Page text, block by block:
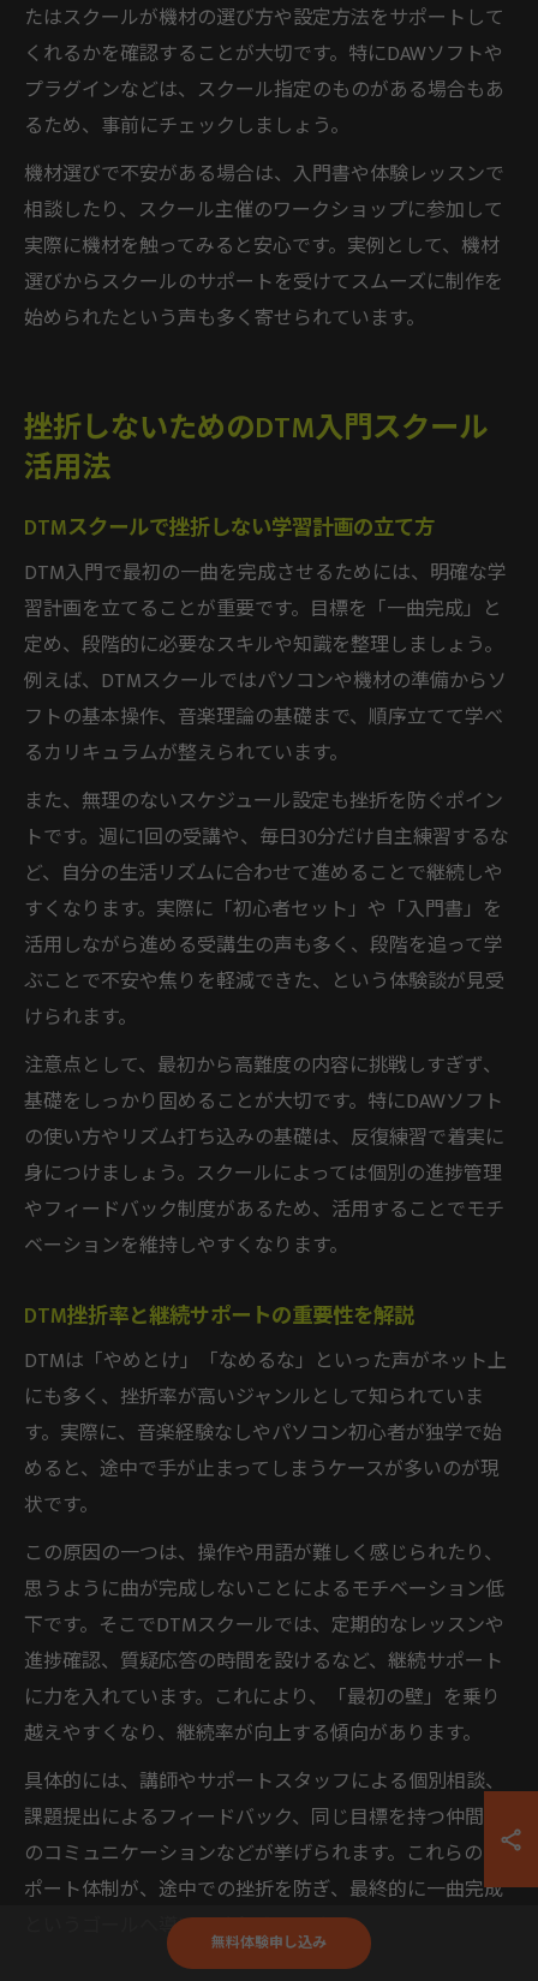
たはスクールが機材の選び方や設定方法をサポートして
くれるかを確認することが大切です。特にDAWソフトや
プラグインなどは、スクール指定のものがある場合もあ
るため、事前にチェックしましょう。
機材選びで不安がある場合は、入門書や体験レッスンで
相談したり、スクール主催のワークショップに参加して
実際に機材を触ってみると安心です。実例として、機材
選びからスクールのサポートを受けてスムーズに制作を
始められたという声も多く寄せられています。
挫折しないためのDTM入門スクール
活用法
DTMスクールで挫折しない学習計画の立て方
DTM入門で最初の一曲を完成させるためには、明確な学
習計画を立てることが重要です。目標を「一曲完成」と
定め、段階的に必要なスキルや知識を整理しましょう。
例えば、DTMスクールではパソコンや機材の準備からソ
フトの基本操作、音楽理論の基礎まで、順序立てて学べ
るカリキュラムが整えられています。
また、無理のないスケジュール設定も挫折を防ぐポイン
トです。週に1回の受講や、毎日30分だけ自主練習するな
ど、自分の生活リズムに合わせて進めることで継続しや
すくなります。実際に「初心者セット」や「入門書」を
活用しながら進める受講生の声も多く、段階を追って学
ぶことで不安や焦りを軽減できた、という体験談が見受
けられます。
注意点として、最初から高難度の内容に挑戦しすぎず、
基礎をしっかり固めることが大切です。特にDAWソフト
の使い方やリズム打ち込みの基礎は、反復練習で着実に
身につけましょう。スクールによっては個別の進捗管理
やフィードバック制度があるため、活用することでモチ
ベーションを維持しやすくなります。
DTM挫折率と継続サポートの重要性を解説
DTMは「やめとけ」「なめるな」といった声がネット上
にも多く、挫折率が高いジャンルとして知られていま
す。実際に、音楽経験なしやパソコン初心者が独学で始
めると、途中で手が止まってしまうケースが多いのが現
状です。
この原因の一つは、操作や用語が難しく感じられたり、
思うように曲が完成しないことによるモチベーション低
下です。そこでDTMスクールでは、定期的なレッスンや
進捗確認、質疑応答の時間を設けるなど、継続サポート
に力を入れています。これにより、「最初の壁」を乗り
越えやすくなり、継続率が向上する傾向があります。
具体的には、講師やサポートスタッフによる個別相談、
課題提出によるフィードバック、同じ目標を持つ仲間と
のコミュニケーションなどが挙げられます。これらのサ
ポート体制が、途中での挫折を防ぎ、最終的に一曲完成
というゴールへ導いてくれるのです。
無料体験申し込み